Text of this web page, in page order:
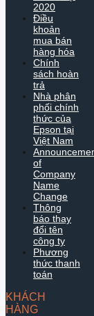
2020
Điều
khoản
mua bán
hàng hóa
Chính
sách hoàn
trả
Nhà phân
phối chính
thức của
Epson tại
Việt Nam
of
Company
Name
Change
Thông
báo thay
đổi tên
công ty
Phương
thức thanh
toán
KHÁCH
HÀNG